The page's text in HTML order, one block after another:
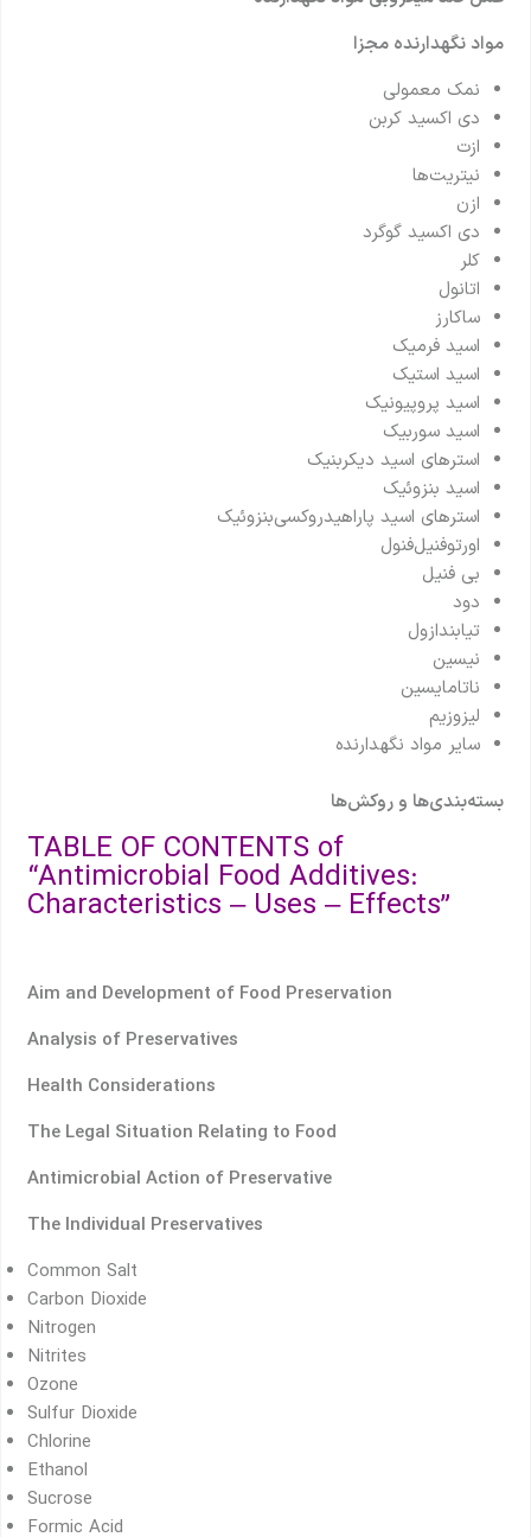
مواد نگهدارنده مجزا
نمک معمولی
دی اکسید کربن
ازت
نیتریت‌ها
ازن
دی اکسید گوگرد
کلر
اتانول
ساکارز
اسید فرمیک
اسید استیک
اسید پروپيونیک
اسید سوربیک
استرهای اسید دیکربنیک
اسید بنزوئیک
استرهای اسید پاراهیدروکسی‌بنزوئیک
اورتوفنيل‌فنول
بی فنیل
دود
تیابندازول
نیسین
ناتامایسین
لیزوزیم
سایر مواد نگهدارنده
بسته‌بندی‌ها و روکش‌ها
TABLE OF CONTENTS of
“Antimicrobial Food Additives:
Characteristics – Uses – Effects”
Aim and Development of Food Preservation
Analysis of Preservatives
Health Considerations
The Legal Situation Relating to Food
Antimicrobial Action of Preservative
The Individual Preservatives
Common Salt
Carbon Dioxide
Nitrogen
Nitrites
Ozone
Sulfur Dioxide
Chlorine
Ethanol
Sucrose
Formic Acid